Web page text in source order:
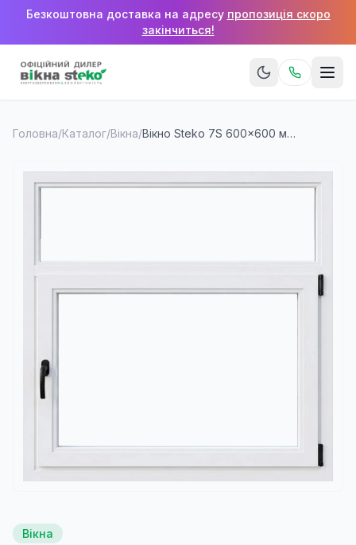
Безкоштовна доставка на адресу пропозиція скоро
закінчиться!
Головна/Каталог/Вікна/ Вікно Steko 7S 600×600 мм (1 стулка + верхня фрамуга)
Вікна